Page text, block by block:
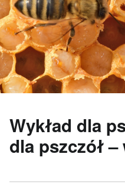
Wykład dla
dla pszczół